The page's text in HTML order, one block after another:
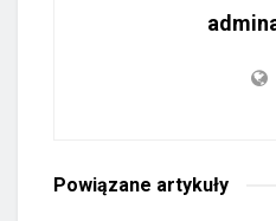
Powiązane artykuły